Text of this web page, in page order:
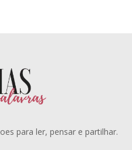
para ler, pensar e partilhar.